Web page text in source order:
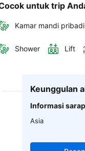
untuk trip
Kamar mandi pribadi
Shower Lift
Keunggulan
Informasi
Asia